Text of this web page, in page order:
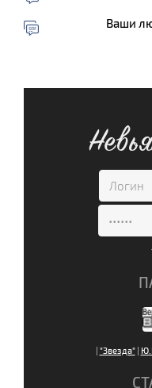
Ваши
"Звезда"|